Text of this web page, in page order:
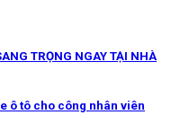
TRỌNG NGAY TẠI NHÀ
ô tô cho công nhân viên